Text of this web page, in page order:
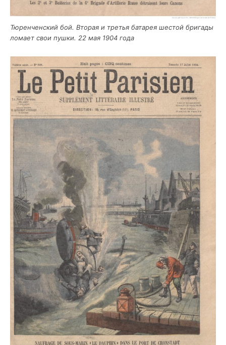
Тюрен­чен­ский бой. Вто­рая и тре­тья бата­рея шестой бри­га­ды
лома­ет свои пуш­ки. 22 мая 1904 года